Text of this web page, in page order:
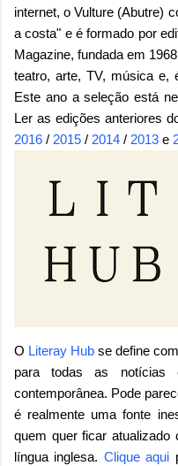
internet, o Vulture (Abutre)
a costa" e é formado por
Magazine, fundada em
teatro, arte, TV, música e,
Este ano a seleção está
Ler as edições anteriores
2016 / 2015 / 2014 / 2013 e
O Literay Hub se define
para todas as notícias
contemporânea. Pode
é realmente uma fonte
quem quer ficar atualizado
língua inglesa. Clique aqui